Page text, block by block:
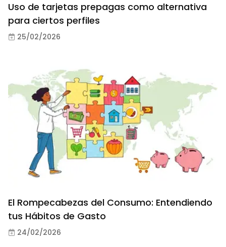
Uso de tarjetas prepagas como alternativa
para ciertos perfiles
25/02/2026
El Rompecabezas del Consumo: Entendiendo
tus Hábitos de Gasto
24/02/2026